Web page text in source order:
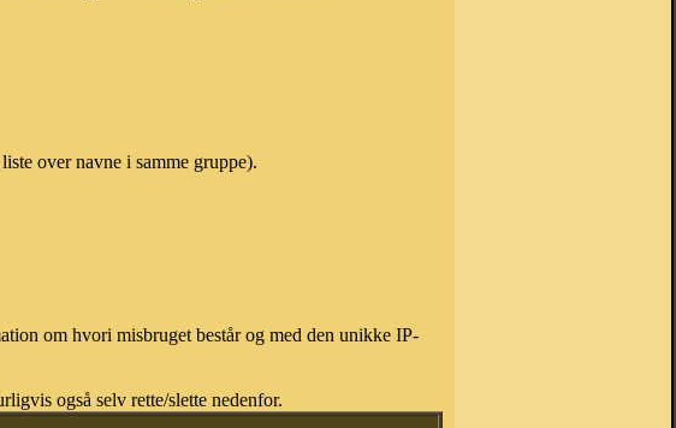
over navne i samme gruppe).
om hvori misbruget består og med den unikke IP-
også selv rette/slette nedenfor.